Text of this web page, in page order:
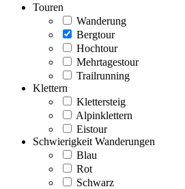
Touren
Wanderung
Bergtour
Hochtour
Mehrtagestour
Trailrunning
Klettern
Klettersteig
Alpinklettern
Eistour
Schwierigkeit Wanderungen
Blau
Rot
Schwarz